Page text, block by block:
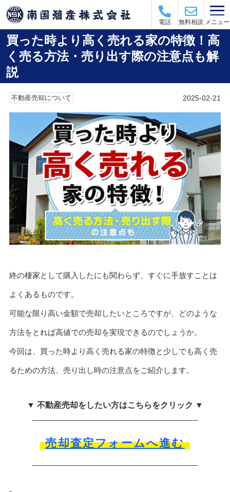
電話 無料相談 メニュー
買った時より高く売れる家の特徴！高
く売る方法・売り出す際の注意点も解
説
不動産売却について 2025-02-21
終の棲家として購入したにも関わらず、すぐに手放すことは
よくあるものです。
可能な限り高い金額で売却したいところですが、どのような
方法をとれば高値での売却を実現できるのでしょうか。
今回は、買った時より高く売れる家の特徴と少しでも高く売
るための方法、売り出し時の注意点をご紹介します。
▼ 不動産売却をしたい方はこちらをクリック ▼
売却査定フォームへ進む